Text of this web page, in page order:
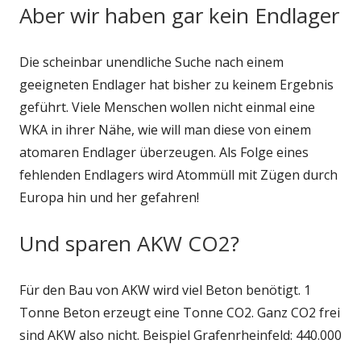
Aber wir haben gar kein Endlager
Die scheinbar unendliche Suche nach einem
geeigneten Endlager hat bisher zu keinem Ergebnis
geführt. Viele Menschen wollen nicht einmal eine
WKA in ihrer Nähe, wie will man diese von einem
atomaren Endlager überzeugen. Als Folge eines
fehlenden Endlagers wird Atommüll mit Zügen durch
Europa hin und her gefahren!
Und sparen AKW CO2?
Für den Bau von AKW wird viel Beton benötigt. 1
Tonne Beton erzeugt eine Tonne CO2. Ganz CO2 frei
sind AKW also nicht. Beispiel Grafenrheinfeld: 440.000